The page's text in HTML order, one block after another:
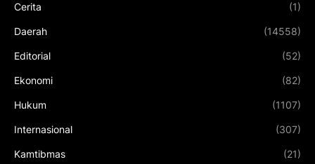
Cerita (1)
Daerah (14558)
Editorial (52)
Ekonomi (82)
Hukum (1107)
Internasional (307)
Kamtibmas (21)